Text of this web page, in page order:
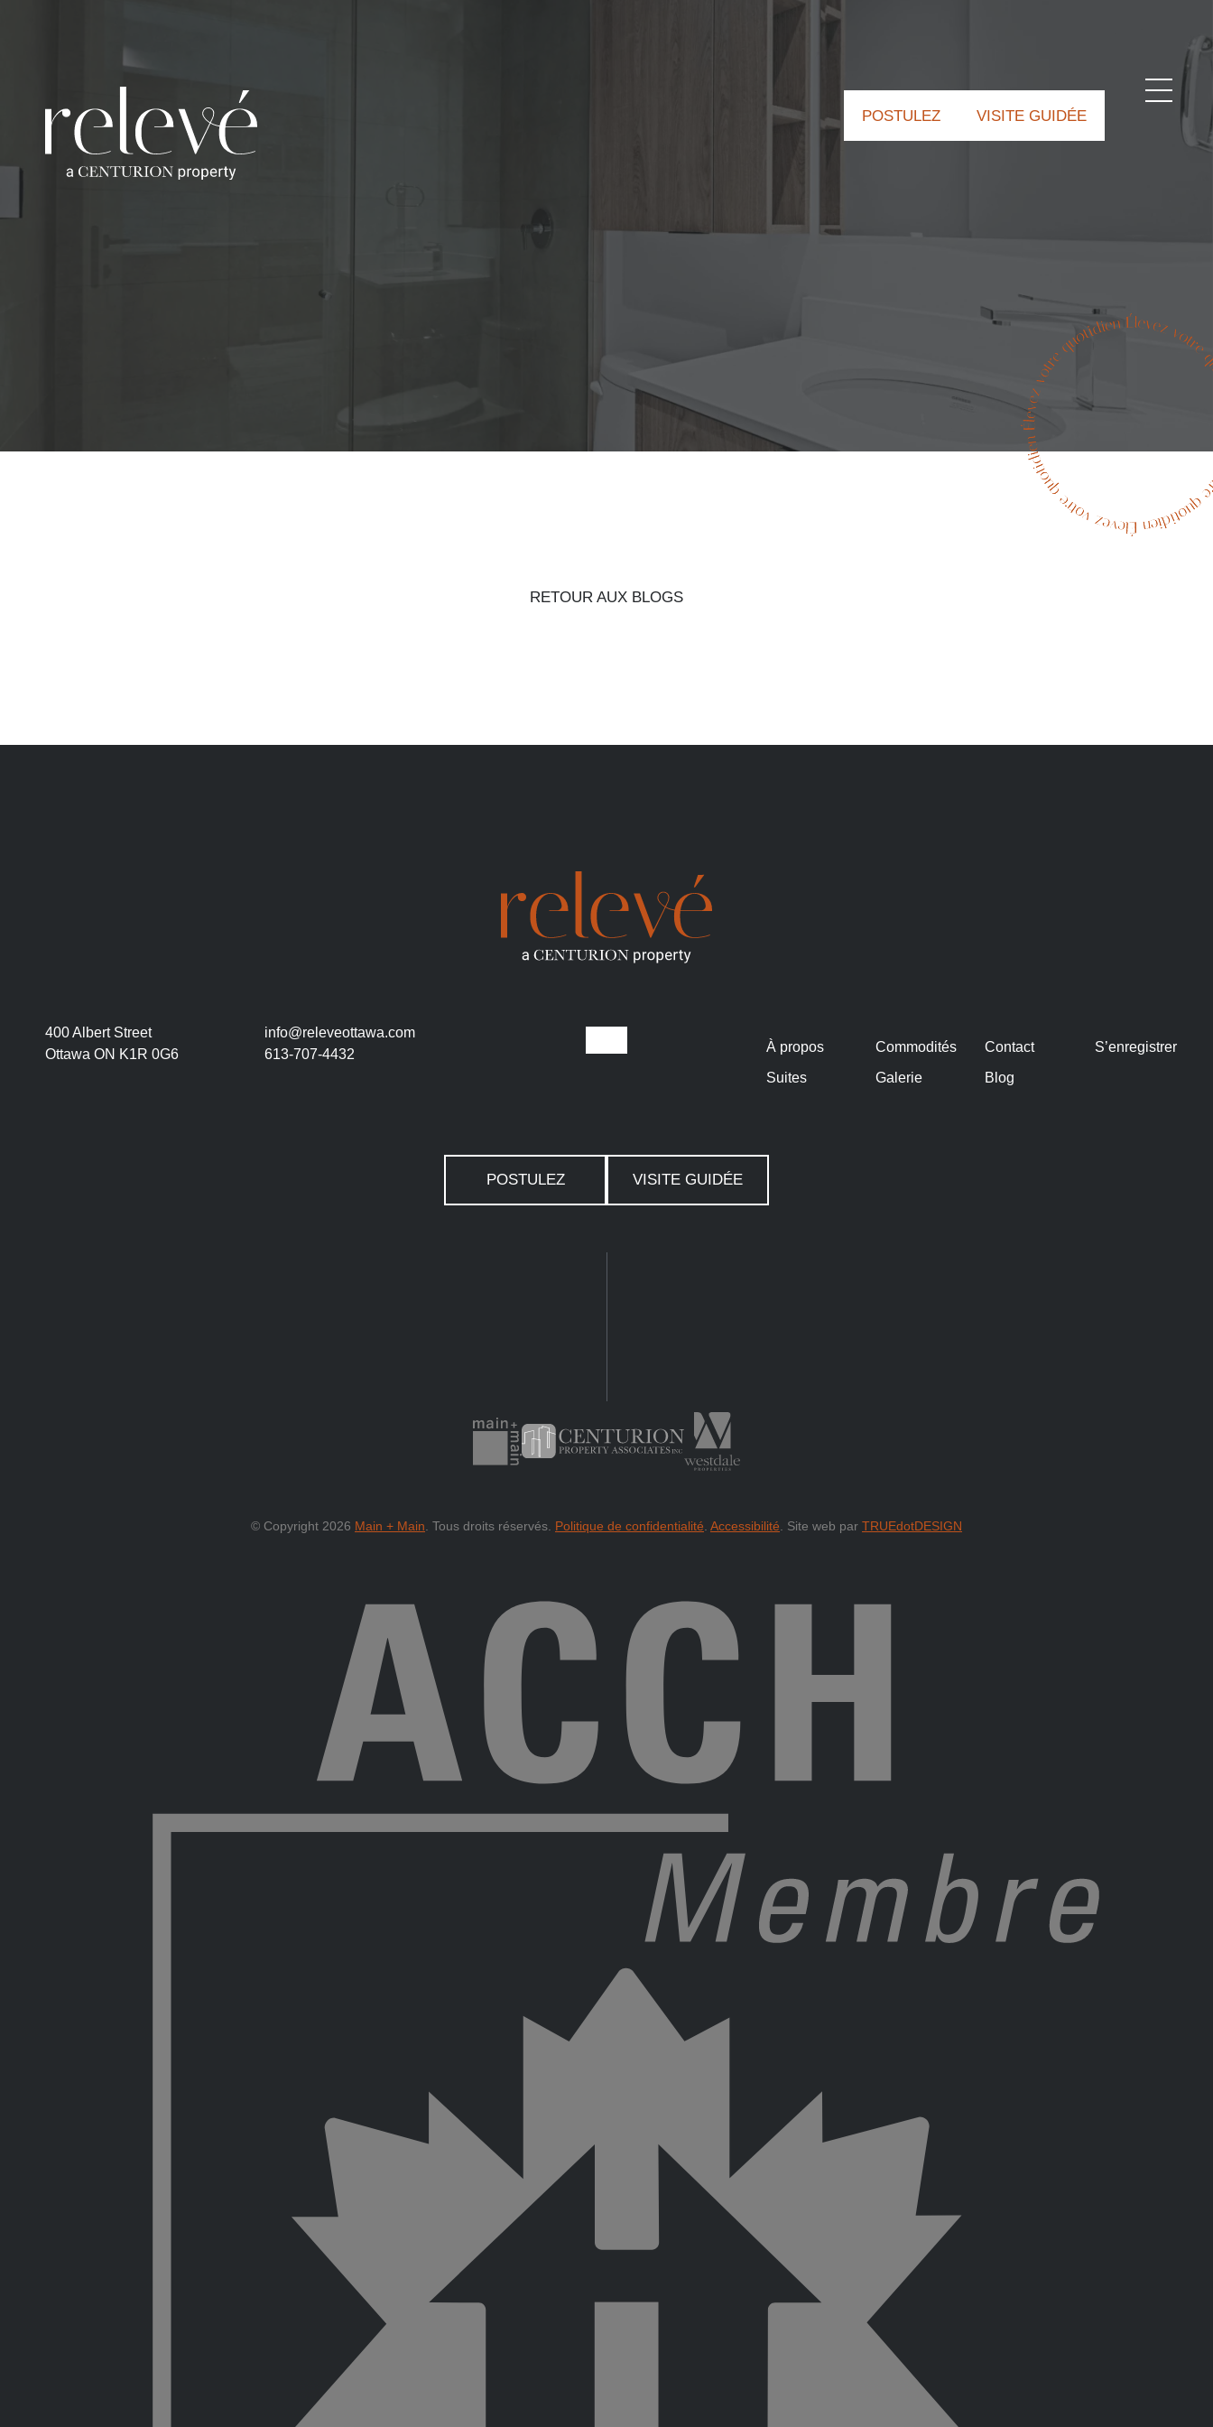
POSTULEZ VISITE GUIDÉE
RETOUR AUX BLOGS
400 Albert Street
Ottawa ON K1R 0G6
info@releveottawa.com
613-707-4432
À propos
Suites
Commodités
Galerie
Contact
Blog
S’enregistrer
POSTULEZ VISITE GUIDÉE
© Copyright 2026 Main + Main Tous droits réservés. Politique de confidentialité Accessibilité Site web par TRUEdotDESIGN